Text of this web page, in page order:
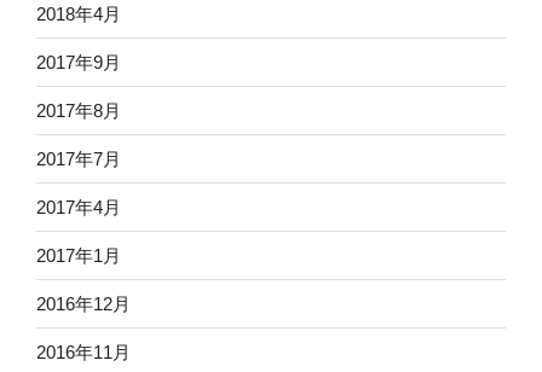
2018年4月
2017年9月
2017年8月
2017年7月
2017年4月
2017年1月
2016年12月
2016年11月